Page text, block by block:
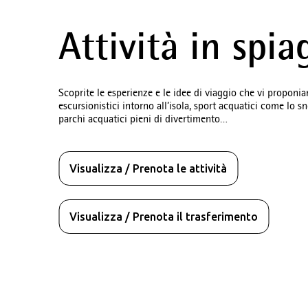
Attività in
Scoprite le esperienze e le idee di viaggio che vi
escursionistici intorno all’isola, sport acquatici come lo
parchi acquatici pieni di divertimento…
Visualizza / Prenota le attività
Visualizza / Prenota il trasferimento
Hotel